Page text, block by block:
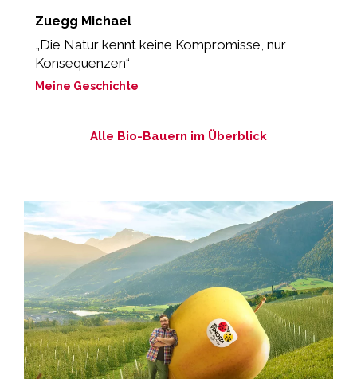
Zuegg Michael
„Die Natur kennt keine Kompromisse, nur
Konsequenzen“
Meine Geschichte
Alle Bio-Bauern im Überblick